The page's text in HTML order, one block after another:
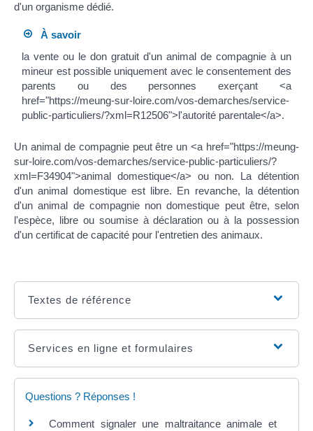
d'un organisme dédié.
À savoir
la vente ou le don gratuit d'un animal de compagnie à un
mineur est possible uniquement avec le consentement des
parents ou des personnes exerçant <a
href="https://meung-sur-loire.com/vos-demarches/service-
public-particuliers/?xml=R12506">l'autorité parentale</a>.
Un animal de compagnie peut être un <a href="https://meung-
sur-loire.com/vos-demarches/service-public-particuliers/?
xml=F34904">animal domestique</a> ou non. La détention
d'un animal domestique est libre. En revanche, la détention
d'un animal de compagnie non domestique peut être, selon
l'espèce, libre ou soumise à déclaration ou à la possession
d'un certificat de capacité pour l'entretien des animaux.
Textes de référence
Services en ligne et formulaires
Questions ? Réponses !
Comment signaler une maltraitance animale et